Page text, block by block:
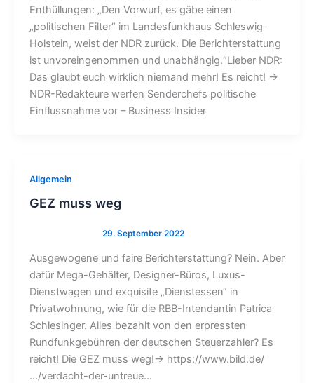
Enthüllungen: „Den Vorwurf, es gäbe einen
„politischen Filter“ im Landesfunkhaus Schleswig-
Holstein, weist der NDR zurück. Die Berichterstattung
ist unvoreingenommen und unabhängig.“Lieber NDR:
Das glaubt euch wirklich niemand mehr! Es reicht! →
NDR-Redakteure werfen Senderchefs politische
Einflussnahme vor – Business Insider
Allgemein
GEZ muss weg
Ausgewogene und faire Berichterstattung? Nein. Aber
dafür Mega-Gehälter, Designer-Büros, Luxus-
Dienstwagen und exquisite „Dienstessen“ in
Privatwohnung, wie für die RBB-Intendantin Patrica
Schlesinger. Alles bezahlt von den erpressten
Rundfunkgebühren der deutschen Steuerzahler? Es
reicht! Die GEZ muss weg!→ https://www.bild.de/
…/verdacht-der-untreue…